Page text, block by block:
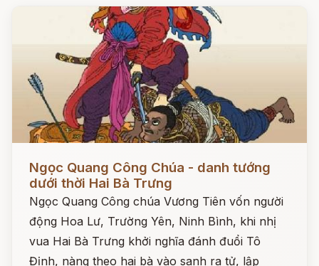
Ngọc Quang Công Chúa - danh tướng
dưới thời Hai Bà Trưng
Ngọc Quang Công chúa Vương Tiên vốn người
động Hoa Lư, Trường Yên, Ninh Bình, khi nhị
vua Hai Bà Trưng khởi nghĩa đánh đuổi Tô
Định, nàng theo hai bà vào sanh ra tử, lập